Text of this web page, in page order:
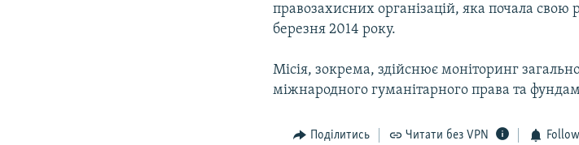
правозахисних організацій, яка почала свою
березня 2014 року.
Місія, зокрема, здійснює моніторинг
міжнародного гуманітарного права та
Поділитись Читати без VPN